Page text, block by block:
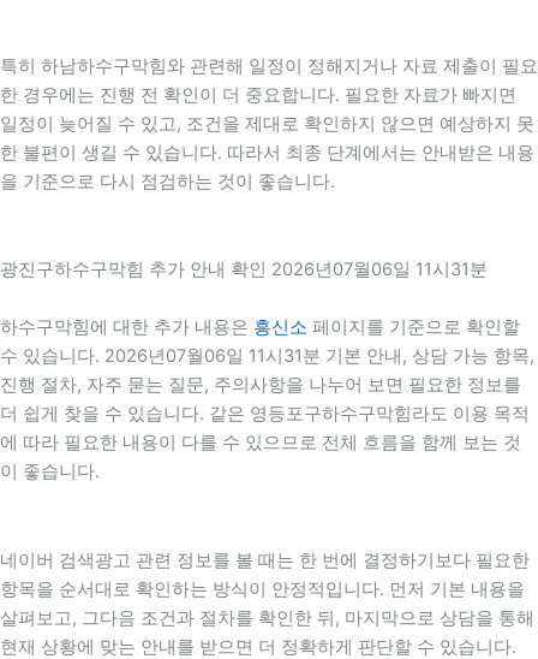
특히 하남하수구막힘와 관련해 일정이 정해지거나 자료 제출이 필요
한 경우에는 진행 전 확인이 더 중요합니다. 필요한 자료가 빠지면
일정이 늦어질 수 있고, 조건을 제대로 확인하지 않으면 예상하지 못
한 불편이 생길 수 있습니다. 따라서 최종 단계에서는 안내받은 내용
을 기준으로 다시 점검하는 것이 좋습니다.
광진구하수구막힘 추가 안내 확인 2026년07월06일 11시31분
하수구막힘에 대한 추가 내용은 흥신소 페이지를 기준으로 확인할
수 있습니다. 2026년07월06일 11시31분 기본 안내, 상담 가능 항목,
진행 절차, 자주 묻는 질문, 주의사항을 나누어 보면 필요한 정보를
더 쉽게 찾을 수 있습니다. 같은 영등포구하수구막힘라도 이용 목적
에 따라 필요한 내용이 다를 수 있으므로 전체 흐름을 함께 보는 것
이 좋습니다.
네이버 검색광고 관련 정보를 볼 때는 한 번에 결정하기보다 필요한
항목을 순서대로 확인하는 방식이 안정적입니다. 먼저 기본 내용을
살펴보고, 그다음 조건과 절차를 확인한 뒤, 마지막으로 상담을 통해
현재 상황에 맞는 안내를 받으면 더 정확하게 판단할 수 있습니다.